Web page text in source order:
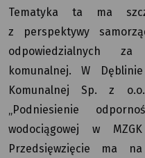
Tematyka ta ma
z perspektywy
odpowiedzialnych
komunalnej. W
Komunalnej Sp. z
„Podniesienie
wodociągowej w
Przedsięwzięcie ma